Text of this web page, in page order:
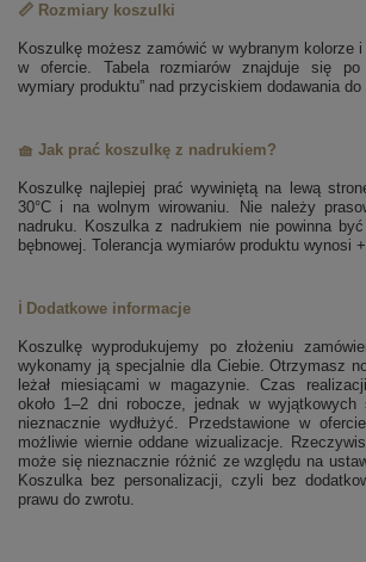
📏 Rozmiary koszulki
Koszulkę możesz zamówić w wybranym kolorze
w ofercie. Tabela rozmiarów znajduje się po
wymiary produktu” nad przyciskiem dodawania
🧺 Jak prać koszulkę z nadrukiem?
Koszulkę najlepiej prać wywiniętą na lewą
30°C i na wolnym wirowaniu. Nie należy
nadruku. Koszulka z nadrukiem nie powinna
bębnowej. Tolerancja wymiarów produktu wynosi
ℹ️ Dodatkowe informacje
Koszulkę wyprodukujemy po złożeniu
wykonamy ją specjalnie dla Ciebie. Otrzymasz
leżał miesiącami w magazynie. Czas
około 1–2 dni robocze, jednak w
nieznacznie wydłużyć. Przedstawione w
możliwie wiernie oddane wizualizacje.
może się nieznacznie różnić ze względu na
Koszulka bez personalizacji, czyli bez
prawu do zwrotu.